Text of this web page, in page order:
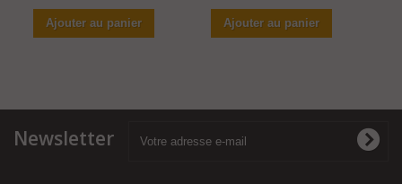
Ajouter au panier Ajouter au panier
Newsletter